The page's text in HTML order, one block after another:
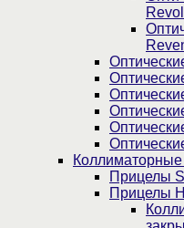
Прицелы
Прицелы